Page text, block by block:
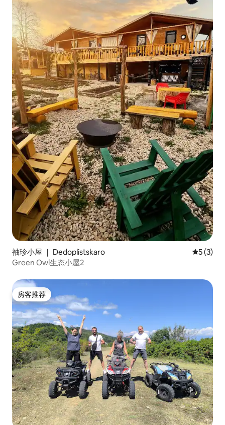
袖珍小屋 ｜ Dedoplistskaro 平均评分
5 (3)
Green Owl生态小屋2
房客推荐
房客推荐